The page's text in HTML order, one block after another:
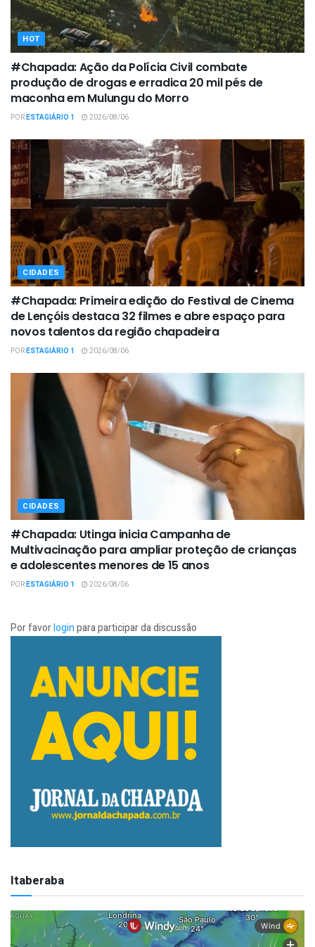
HOT
#Chapada: Ação da Polícia Civil combate
produção de drogas e erradica 20 mil pés de
maconha em Mulungu do Morro
PORESTAGIÁRIO 1 2026/08/06
CIDADES
#Chapada: Primeira edição do Festival de Cinema
de Lençóis destaca 32 filmes e abre espaço para
novos talentos da região chapadeira
PORESTAGIÁRIO 1 2026/08/06
CIDADES
#Chapada: Utinga inicia Campanha de
Multivacinação para ampliar proteção de crianças
e adolescentes menores de 15 anos
PORESTAGIÁRIO 1 2026/08/06
Por favorloginpara participar da discussão
Itaberaba